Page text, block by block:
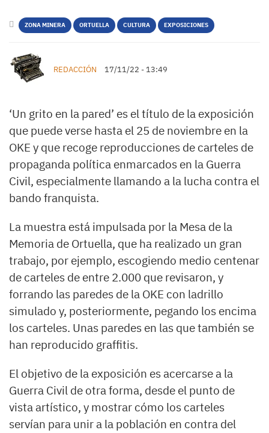
ZONA MINERA ORTUELLA CULTURA EXPOSICIONES
REDACCIÓN 17/11/22 - 13:49
‘Un grito en la pared’ es el título de la exposición
que puede verse hasta el 25 de noviembre en la
OKE y que recoge reproducciones de carteles de
propaganda política enmarcados en la Guerra
Civil, especialmente llamando a la lucha contra el
bando franquista.
La muestra está impulsada por la Mesa de la
Memoria de Ortuella, que ha realizado un gran
trabajo, por ejemplo, escogiendo medio centenar
de carteles de entre 2.000 que revisaron, y
forrando las paredes de la OKE con ladrillo
simulado y, posteriormente, pegando los encima
los carteles. Unas paredes en las que también se
han reproducido graffitis.
El objetivo de la exposición es acercarse a la
Guerra Civil de otra forma, desde el punto de
vista artístico, y mostrar cómo los carteles
servían para unir a la población en contra del